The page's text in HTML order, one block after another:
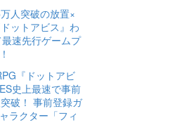
人突破の放置×
ットアビス』わ
速先行ゲームプ
『ドットアビ
史上最速で事前
破！ 事前登録ガ
ラクター「フィ